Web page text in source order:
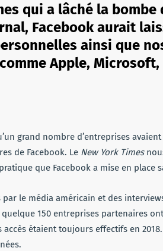
qui a lâché la
Facebook aurait
ainsi que
Apple,
grand nombre d’entreprises
de Facebook. Le New York Times
que Facebook a mise en place
par le média américain et des
quelque 150 entreprises partenaires
accès étaient toujours effectifs en